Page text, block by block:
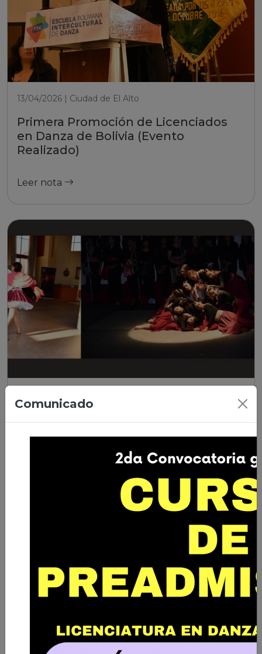
13/04/2026 | Ciudad de El Alto
Primera Promoción de Licenciados
en Danza de Bolivia (Evento
Realizado)
Leer nota
Comunicado